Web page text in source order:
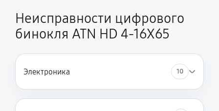
Неисправности цифрового
бинокля ATN HD 4-16X65
Электроника 10